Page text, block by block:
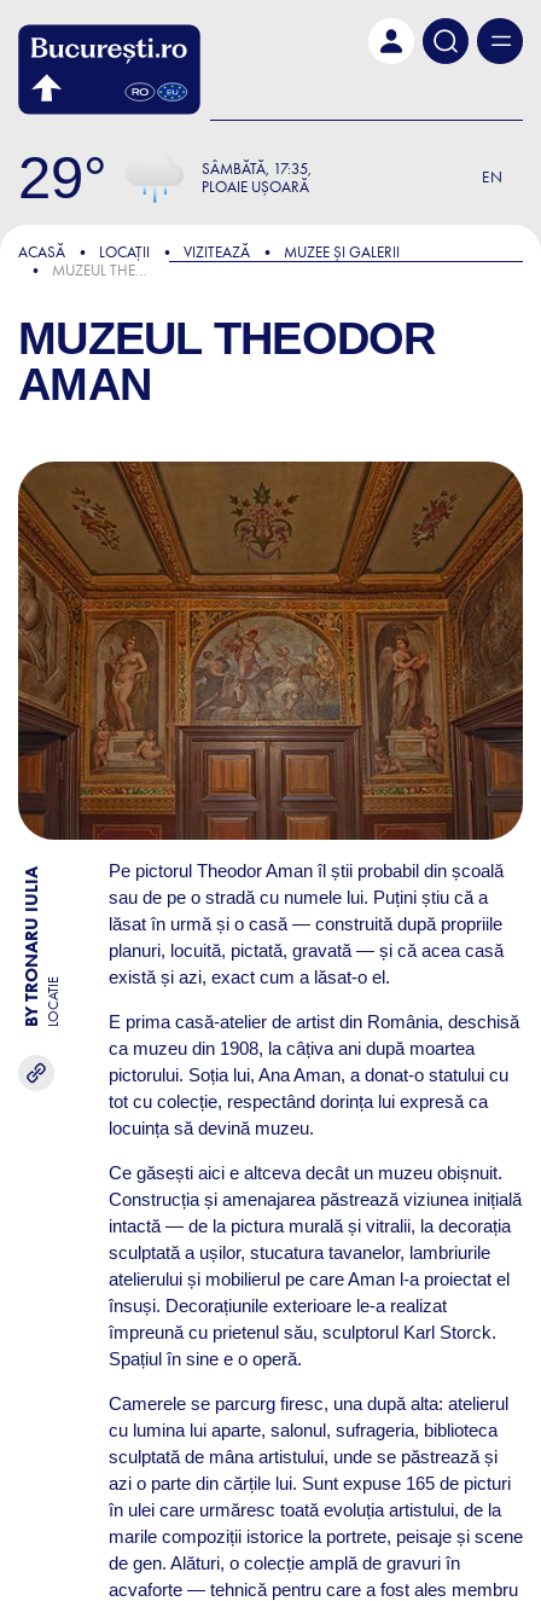
29 SÂMBĂTĂ 17:35
PLOAIE UȘOARĂ
EN
ACASĂ LOCAȚII VIZITEAZĂ
MUZEE ȘI GALERII
MUZEUL THEODOR AMAN
MUZEUL THEODOR
AMAN
BY TRONARU IULIA LOCATIE
Pe pictorul Theodor Aman îl știi probabil din școală
sau de pe o stradă cu numele lui. Puțini știu că a
lăsat în urmă și o casă — construită după propriile
planuri, locuită, pictată, gravată — și că acea casă
există și azi, exact cum a lăsat-o el.
E prima casă-atelier de artist din România, deschisă
ca muzeu din 1908, la câțiva ani după moartea
pictorului. Soția lui, Ana Aman, a donat-o statului cu
tot cu colecție, respectând dorința lui expresă ca
locuința să devină muzeu.
Ce găsești aici e altceva decât un muzeu obișnuit.
Construcția și amenajarea păstrează viziunea inițială
intactă — de la pictura murală și vitralii, la decorația
sculptată a ușilor, stucatura tavanelor, lambriurile
atelierului și mobilierul pe care Aman l-a proiectat el
însuși. Decorațiunile exterioare le-a realizat
împreună cu prietenul său, sculptorul Karl Storck.
Spațiul în sine e o operă.
Camerele se parcurg firesc, una după alta: atelierul
cu lumina lui aparte, salonul, sufrageria, biblioteca
sculptată de mâna artistului, unde se păstrează și
azi o parte din cărțile lui. Sunt expuse 165 de picturi
în ulei care urmăresc toată evoluția artistului, de la
marile compoziții istorice la portrete, peisaje și scene
de gen. Alături, o colecție amplă de gravuri în
acvaforte — tehnică pentru care a fost ales membru